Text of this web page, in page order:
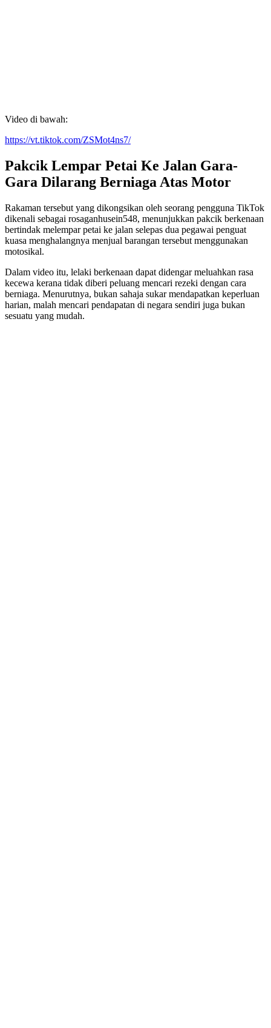
Video di bawah:
https://vt.tiktok.com/ZSMot4ns7/
Pakcik Lempar Petai Ke Jalan Gara-
Gara Dilarang Berniaga Atas Motor
Rakaman tersebut yang dikongsikan oleh seorang pengguna TikTok
dikenali sebagai rosaganhusein548, menunjukkan pakcik berkenaan
bertindak melempar petai ke jalan selepas dua pegawai penguat
kuasa menghalangnya menjual barangan tersebut menggunakan
motosikal.
Dalam video itu, lelaki berkenaan dapat didengar meluahkan rasa
kecewa kerana tidak diberi peluang mencari rezeki dengan cara
berniaga. Menurutnya, bukan sahaja sukar mendapatkan keperluan
harian, malah mencari pendapatan di negara sendiri juga bukan
sesuatu yang mudah.